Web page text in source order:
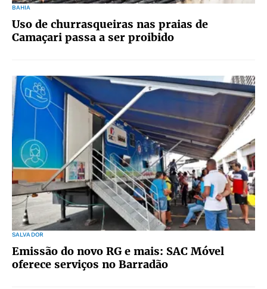
BAHIA
Uso de churrasqueiras nas praias de
Camaçari passa a ser proibido
SALVADOR
Emissão do novo RG e mais: SAC Móvel
oferece serviços no Barradão